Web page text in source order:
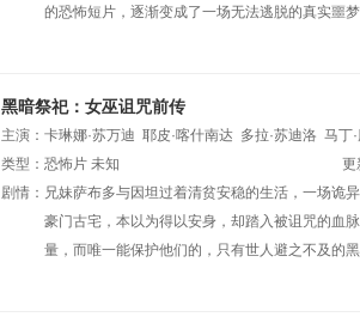
的恐怖短片，逐渐变成了一场无法逃脱的真实噩
黑暗祭祀：女巫诅咒前传
主演： 卡琳娜·苏万迪 耶皮·喀什南达 多拉·苏迪洛 马丁
Givina·Lukita Gisellma·Firmansyah Vincent·Sanjaya
类型： 恐怖片 未知
更
剧情： 兄妹萨布多与因坦过着清贫安稳的生活，一场诡
豪门古宅，本以为得以安身，却踏入被诅咒的血
量，而唯一能保护他们的，只有世人避之不及的